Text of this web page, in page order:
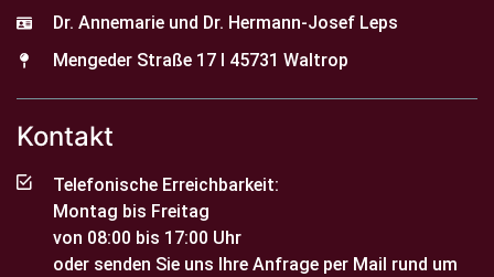
Dr. Annemarie und Dr. Hermann-Josef Leps
Mengeder Straße 17 I 45731 Waltrop
Kontakt
Telefonische Erreichbarkeit:
Montag bis Freitag
von 08:00 bis 17:00 Uhr
oder senden Sie uns Ihre Anfrage per Mail rund um